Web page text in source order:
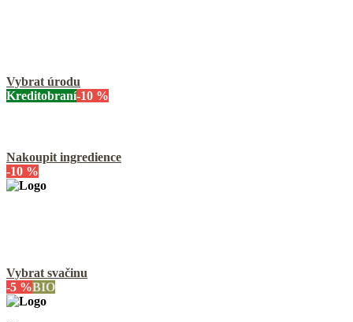
Vybrat úrodu
Kreditobraní-10 %
Nakoupit ingredience
-10 %
Vybrat svačinu
-5 %BIO